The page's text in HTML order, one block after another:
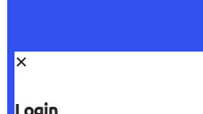
✕
Login